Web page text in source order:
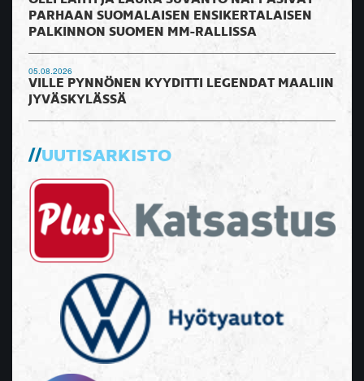
PARHAAN SUOMALAISEN ENSIKERTALAISEN
PALKINNON SUOMEN MM-RALLISSA
05.08.2026
VILLE PYNNÖNEN KYYDITTI LEGENDAT MAALIIN
JYVÄSKYLÄSSÄ
UUTISARKISTO